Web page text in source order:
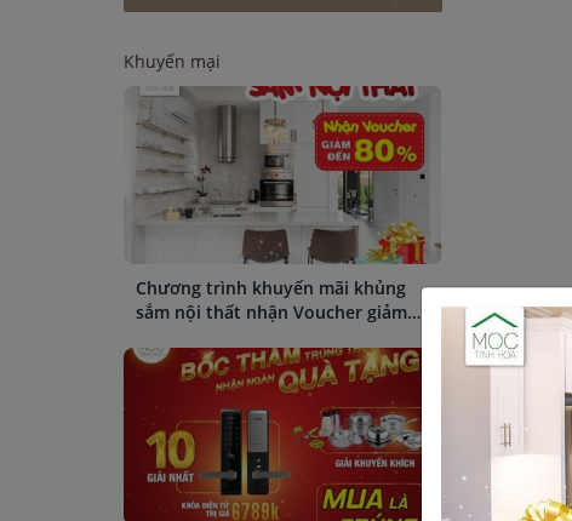
Khuyến mại
Chương trình khuyến mãi khủng
sắm nội thất nhận Voucher giảm